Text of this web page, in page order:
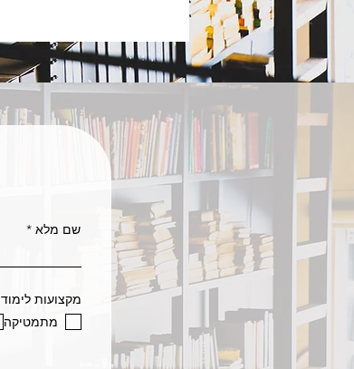
שם מלא
מקצועות לימוד
מתמטיקה